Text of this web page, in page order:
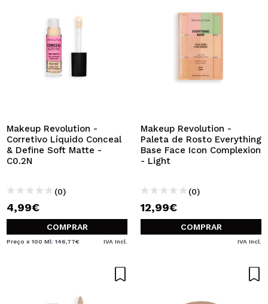
Makeup Revolution -
Corretivo Líquido Conceal
& Define Soft Matte -
C0.2N
(0)
4,99€
COMPRAR
Preço x 100 Ml: 146,77€ IVA Incl.
Makeup Revolution -
Paleta de Rosto Everything
Base Face Icon Complexion
- Light
(0)
12,99€
COMPRAR
IVA Incl.